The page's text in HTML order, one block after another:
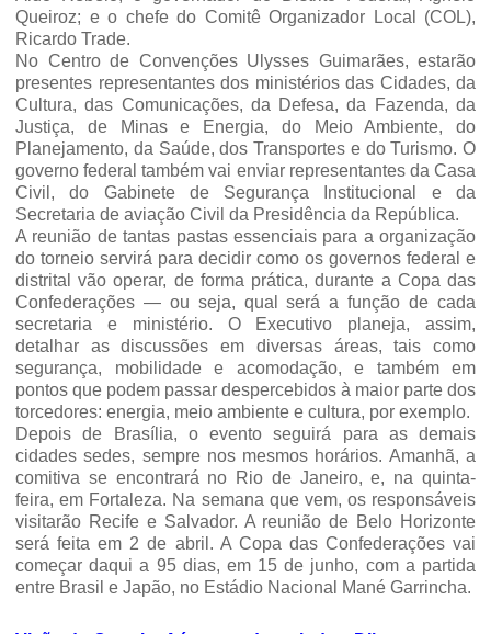
Queiroz; e o chefe do Comitê Organizador Local (COL),
Ricardo Trade.
No Centro de Convenções Ulysses Guimarães, estarão
presentes representantes dos ministérios das Cidades, da
Cultura, das Comunicações, da Defesa, da Fazenda, da
Justiça, de Minas e Energia, do Meio Ambiente, do
Planejamento, da Saúde, dos Transportes e do Turismo. O
governo federal também vai enviar representantes da Casa
Civil, do Gabinete de Segurança Institucional e da
Secretaria de aviação Civil da Presidência da República.
A reunião de tantas pastas essenciais para a organização
do torneio servirá para decidir como os governos federal e
distrital vão operar, de forma prática, durante a Copa das
Confederações — ou seja, qual será a função de cada
secretaria e ministério. O Executivo planeja, assim,
detalhar as discussões em diversas áreas, tais como
segurança, mobilidade e acomodação, e também em
pontos que podem passar despercebidos à maior parte dos
torcedores: energia, meio ambiente e cultura, por exemplo.
Depois de Brasília, o evento seguirá para as demais
cidades sedes, sempre nos mesmos horários. Amanhã, a
comitiva se encontrará no Rio de Janeiro, e, na quinta-
feira, em Fortaleza. Na semana que vem, os responsáveis
visitarão Recife e Salvador. A reunião de Belo Horizonte
será feita em 2 de abril. A Copa das Confederações vai
começar daqui a 95 dias, em 15 de junho, com a partida
entre Brasil e Japão, no Estádio Nacional Mané Garrincha.